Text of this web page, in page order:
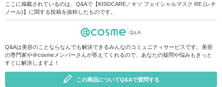
ここに掲載されているのは、Q&Aで【KISOCARE／キソ フェイシャルマスク RE (レチ
ノール)】に関する投稿を抜粋したものです。
Q&Aは美容のことならなんでも解決できるみんなのコミュニティサービスです。美容
の専門家や＠cosmeメンバーさんが答えてくれるので、あなたの疑問や悩みもきっと
すぐに解決しますよ！
この商品についてQ&Aで質問する